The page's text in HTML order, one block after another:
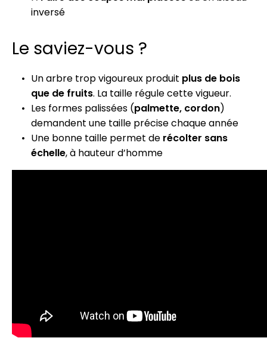
inversé
Le saviez-vous ?
Un arbre trop vigoureux produit plus de bois
que de fruits. La taille régule cette vigueur.
Les formes palissées (palmette, cordon)
demandent une taille précise chaque année
Une bonne taille permet de récolter sans
échelle, à hauteur d’homme